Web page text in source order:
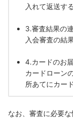
入れて返送する
3.審査結果の
入会審査の結
4.カードのお
カードローン
所あてにカー
なお、審査に必要